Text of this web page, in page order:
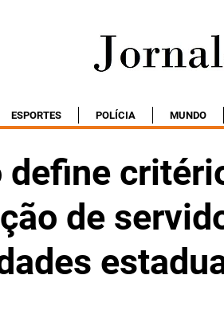
ESPORTES POLÍCIA MUNDO
define
de